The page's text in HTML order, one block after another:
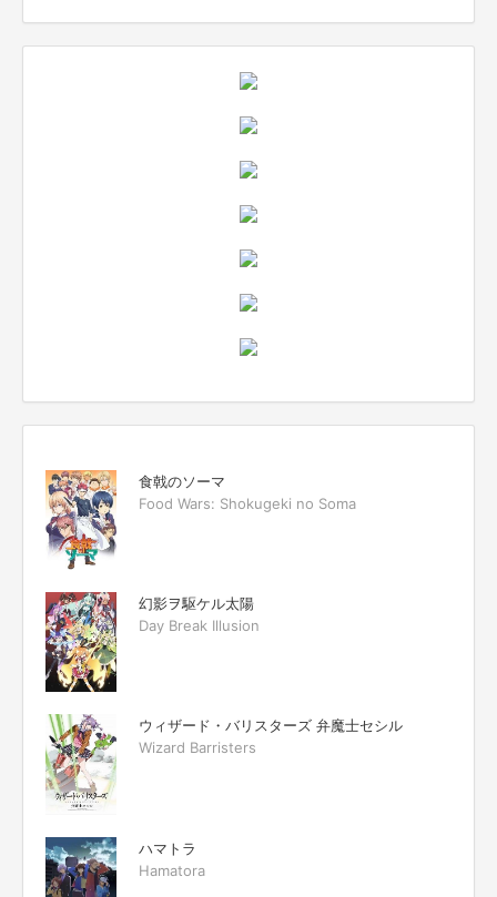
食戟のソーマ
Food Wars: Shokugeki no Soma
幻影ヲ駆ケル太陽
Day Break Illusion
ウィザード・バリスターズ 弁魔士セシル
Wizard Barristers
ハマトラ
Hamatora